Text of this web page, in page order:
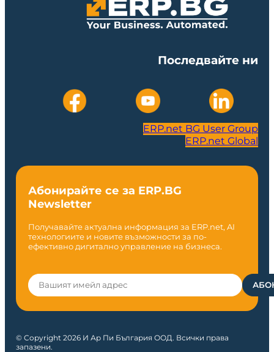
Последвайте ни
ERP.net BG User Group
ERP.net Global
Абонирайте се за ERP.BG
Newsletter
Получавайте актуална информация за ERP.net, AI
технологиите и новите възможности за по-
ефективно дигитално управление на бизнеса.
© Copyright 2026 И Ар Пи България ООД. Всички права
запазени.